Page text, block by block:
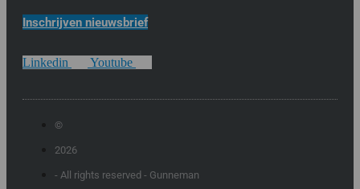
Inschrijven nieuwsbrief
Linkedin Youtube
©
2026
- All rights reserved - Gunneman